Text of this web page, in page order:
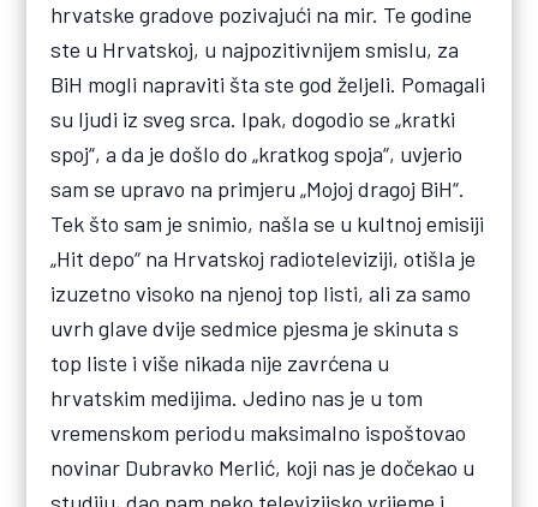
hrvatske gradove pozivajući na mir. Te godine
ste u Hrvatskoj, u najpozitivnijem smislu, za
BiH mogli napraviti šta ste god željeli. Pomagali
su ljudi iz sveg srca. Ipak, dogodio se „kratki
spoj“, a da je došlo do „kratkog spoja“, uvjerio
sam se upravo na primjeru „Mojoj dragoj BiH“.
Tek što sam je snimio, našla se u kultnoj emisiji
„Hit depo“ na Hrvatskoj radioteleviziji, otišla je
izuzetno visoko na njenoj top listi, ali za samo
uvrh glave dvije sedmice pjesma je skinuta s
top liste i više nikada nije zavrćena u
hrvatskim medijima. Jedino nas je u tom
vremenskom periodu maksimalno ispoštovao
novinar Dubravko Merlić, koji nas je dočekao u